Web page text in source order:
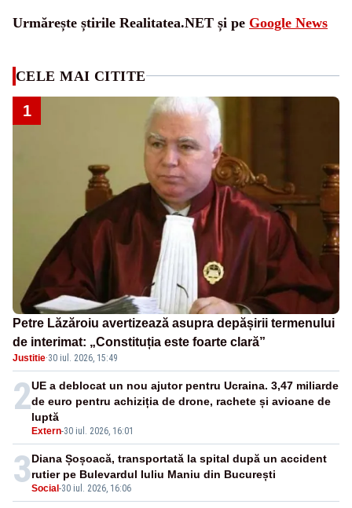
Urmărește știrile Realitatea.NET și pe Google News
CELE MAI CITITE
1
Petre Lăzăroiu avertizează asupra depășirii termenului
de interimat: „Constituția este foarte clară”
Justitie·30 iul. 2026, 15:49
2
Extern-30 iul. 2026, 16:01
UE a deblocat un nou ajutor pentru Ucraina. 3,47 miliarde
de euro pentru achiziția de drone, rachete și avioane de
luptă
3Social -30 iul. 2026, 16:06
Diana Șoșoacă, transportată la spital după un accident
rutier pe Bulevardul Iuliu Maniu din București